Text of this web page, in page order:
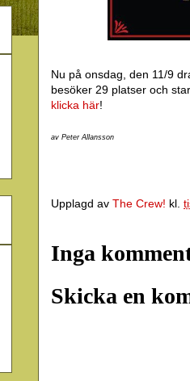
Nu på onsdag, den 11/9
besöker 29 platser och
klicka här!
av Peter Allansson
Upplagd av The Crew! kl.
Inga
Skicka en